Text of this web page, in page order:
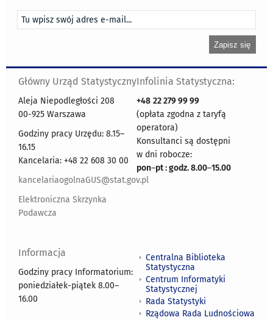
Główny Urząd Statystyczny
Aleja Niepodległości 208
00-925 Warszawa
Godziny pracy Urzędu: 8.15–
16.15
Kancelaria: +48 22 608 30 00
kancelariaogolnaGUS@stat.gov.pl
Elektroniczna Skrzynka
Podawcza
Infolinia Statystyczna:
+48 22 279 99 99
(opłata zgodna z taryfą
operatora)
Konsultanci są dostępni
w dni robocze:
pon–pt : godz. 8.00–15.00
Informacja
Godziny pracy Informatorium:
poniedziałek-piątek 8.00–
16.00
Centralna Biblioteka
Statystyczna
Centrum Informatyki
Statystycznej
Rada Statystyki
Rządowa Rada Ludnościowa